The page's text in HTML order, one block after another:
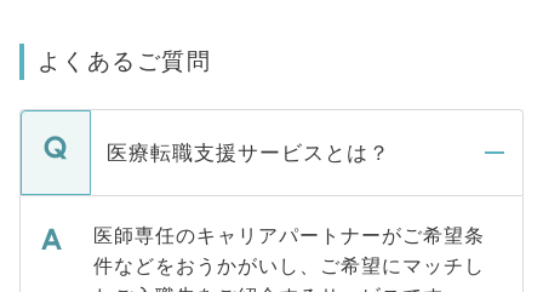
よくあるご質問
医療転職支援サービスとは？
医師専任のキャリアパートナーがご希望条
件などをおうかがいし、ご希望にマッチし